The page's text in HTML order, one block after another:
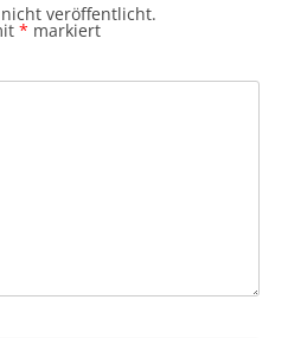
veröffentlicht.
* markiert